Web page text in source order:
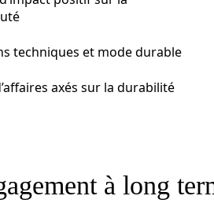
techniques et mode durable
axés sur la durabilité
à long